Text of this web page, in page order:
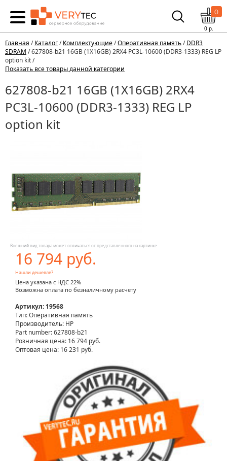
0
0р.
Главная /Каталог/Комплектующие/Оперативная память/DDR3
SDRAM / 627808-b21 16GB (1X16GB) 2RX4 PC3L-10600 (DDR3-1333) REG LP
option kit /
Показать все товары данной категории
627808-b21 16GB (1X16GB) 2RX4
PC3L-10600 (DDR3-1333) REG LP
option kit
Внешний вид товара может отличаться от представленного на картинке
16 794 руб.
Нашли дешевле?
Цена указана с НДС 22%
Возможна оплата по безналичному расчету
Артикул: 19568
Тип: Оперативная память
Производитель: HP
Part number: 627808-b21
Розничная цена: 16 794 руб.
Оптовая цена: 16 231 руб.